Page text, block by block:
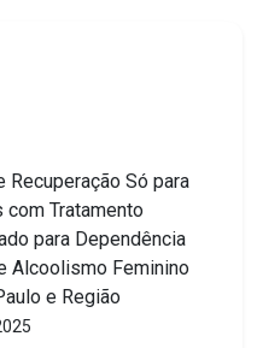
Recuperação Só para
com Tratamento
para Dependência
Alcoolismo Feminino
e Região